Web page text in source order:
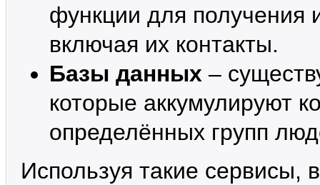
функции для получения
включая их контакты.
Базы данных –
которые аккумулируют
определённых групп
Используя такие сервисы,